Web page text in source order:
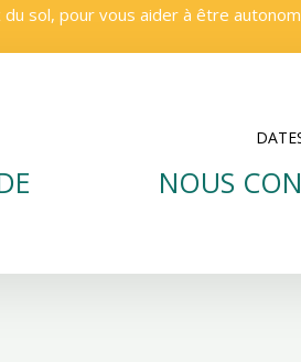
sol, pour vous aider à être
NOUS